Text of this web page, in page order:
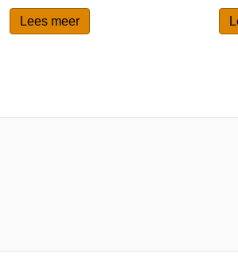
Lees meer